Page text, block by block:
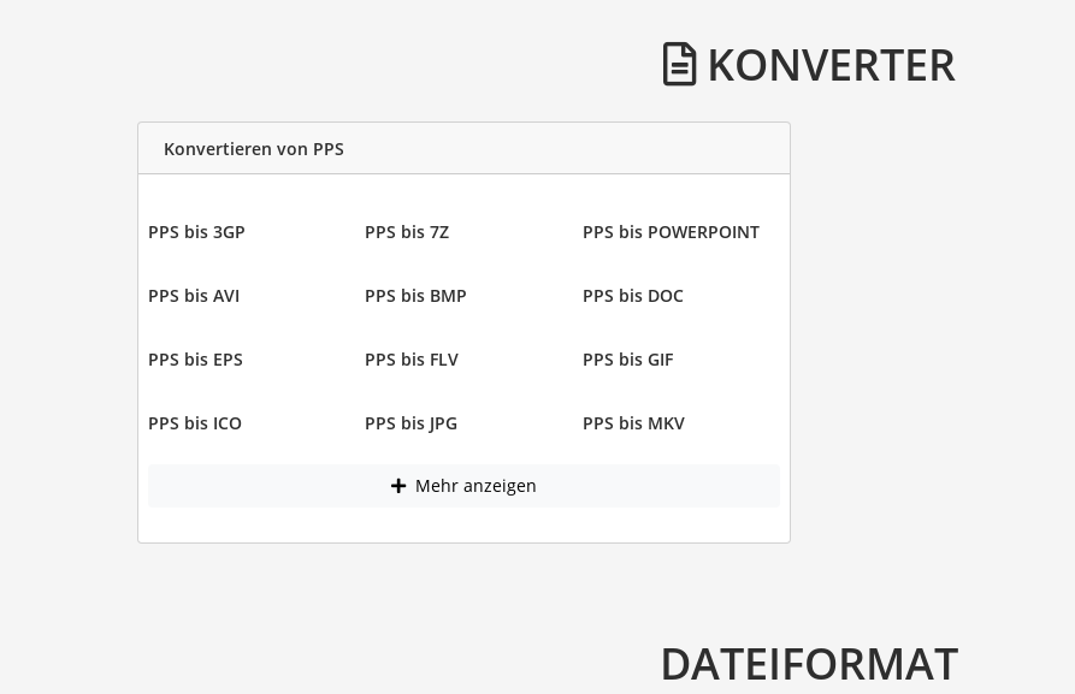
KONVERTER
Konvertieren von PPS
PPS bis 3GP PPS bis 7Z PPS bis POWERPOINT
PPS bis AVI PPS bis BMP PPS bis DOC
PPS bis EPS PPS bis FLV PPS bis GIF
PPS bis ICO PPS bis JPG PPS bis MKV
Mehr anzeigen
DATEIFORMAT